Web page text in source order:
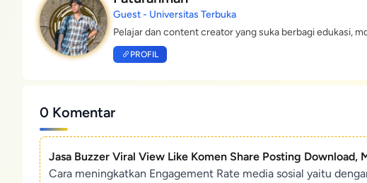
Guest - Universitas Terbuka
Pelajar dan content creator yang suka berbagi edukasi,
PROFIL
0 Komentar
Jasa Buzzer Viral View Like Komen Share Posting Download,
Cara meningkatkan Engagement Rate media sosial yaitu